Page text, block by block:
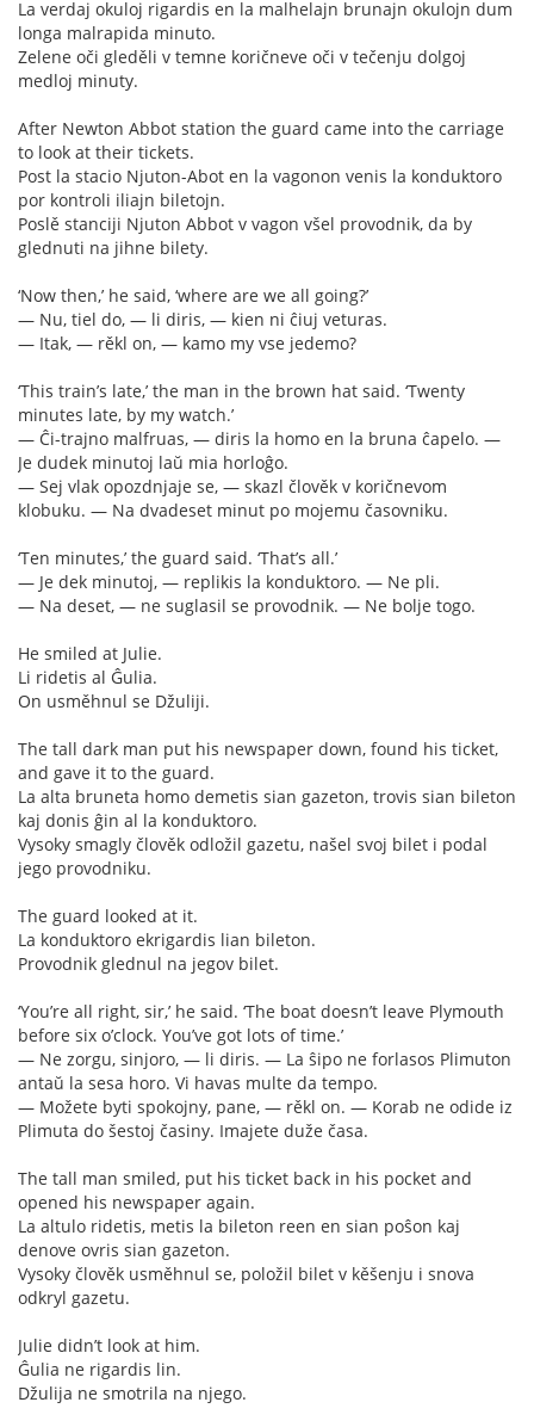
La verdaj okuloj rigardis en la malhelajn brunajn okulojn dum
longa malrapida minuto.
Zelene oči gleděli v temne koričneve oči v tečenju dolgoj
medloj minuty.
After Newton Abbot station the guard came into the carriage
to look at their tickets.
Post la stacio Njuton-Abot en la vagonon venis la konduktoro
por kontroli iliajn biletojn.
Poslě stanciji Njuton Abbot v vagon všel provodnik, da by
glednuti na jihne bilety.
‘Now then,’ he said, ‘where are we all going?’
— Nu, tiel do, — li diris, — kien ni ĉiuj veturas.
— Itak, — rěkl on, — kamo my vse jedemo?
‘This train’s late,’ the man in the brown hat said. ‘Twenty
minutes late, by my watch.’
— Ĉi-trajno malfruas, — diris la homo en la bruna ĉapelo. —
Je dudek minutoj laŭ mia horloĝo.
— Sej vlak opozdnjaje se, — skazl člověk v koričnevom
klobuku. — Na dvadeset minut po mojemu časovniku.
‘Ten minutes,’ the guard said. ‘That’s all.’
— Je dek minutoj, — replikis la konduktoro. — Ne pli.
— Na deset, — ne suglasil se provodnik. — Ne bolje togo.
He smiled at Julie.
Li ridetis al Ĝulia.
On usměhnul se Džuliji.
The tall dark man put his newspaper down, found his ticket,
and gave it to the guard.
La alta bruneta homo demetis sian gazeton, trovis sian bileton
kaj donis ĝin al la konduktoro.
Vysoky smagly člověk odložil gazetu, našel svoj bilet i podal
jego provodniku.
The guard looked at it.
La konduktoro ekrigardis lian bileton.
Provodnik glednul na jegov bilet.
‘You’re all right, sir,’ he said. ‘The boat doesn’t leave Plymouth
before six o’clock. You’ve got lots of time.’
— Ne zorgu, sinjoro, — li diris. — La ŝipo ne forlasos Plimuton
antaŭ la sesa horo. Vi havas multe da tempo.
— Možete byti spokojny, pane, — rěkl on. — Korab ne odide iz
Plimuta do šestoj časiny. Imajete duže časa.
The tall man smiled, put his ticket back in his pocket and
opened his newspaper again.
La altulo ridetis, metis la bileton reen en sian poŝon kaj
denove ovris sian gazeton.
Vysoky člověk usměhnul se, položil bilet v kěšenju i snova
odkryl gazetu.
Julie didn’t look at him.
Ĝulia ne rigardis lin.
Džulija ne smotrila na njego.